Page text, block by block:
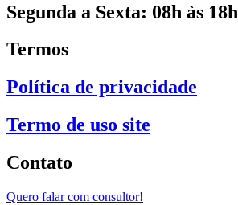
Segunda a Sexta: 08h às 18h
Termos
Política de privacidade
Termo de uso site
Contato
Quero falar com consultor!